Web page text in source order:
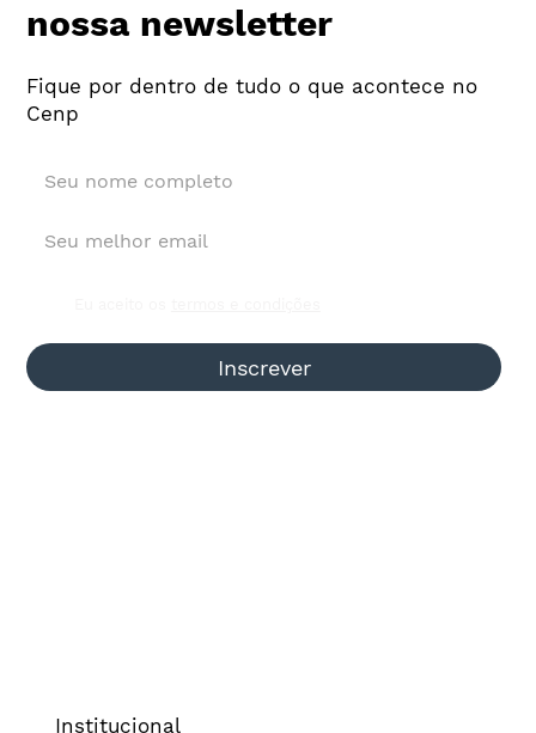
nossa newsletter
Fique por dentro de tudo o que acontece no
Cenp
Inscrever
Institucional